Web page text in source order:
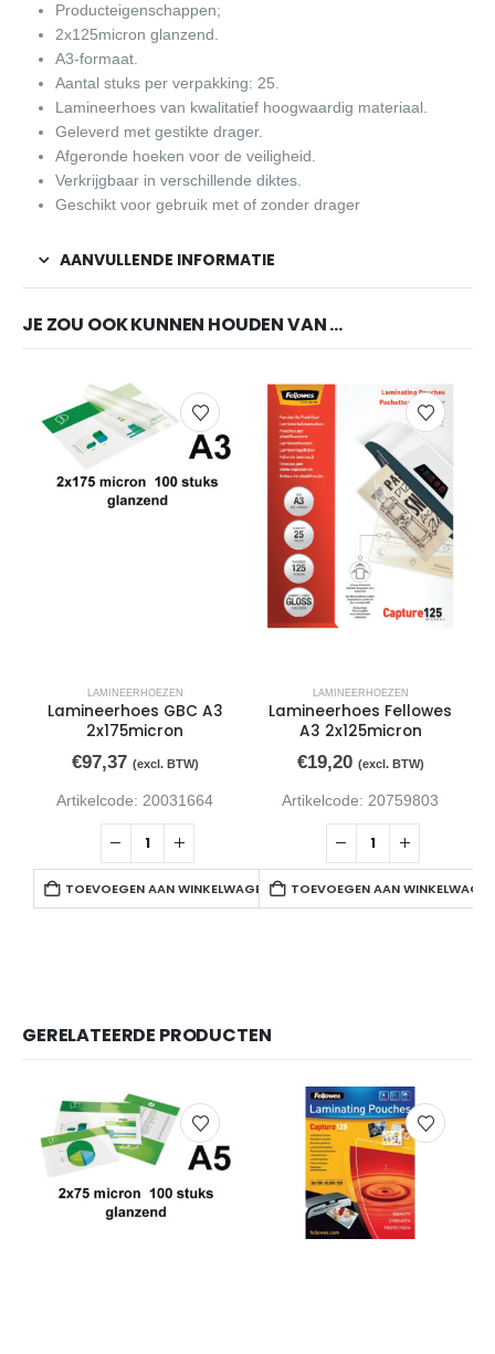
Producteigenschappen;
2x125micron glanzend.
A3-formaat.
Aantal stuks per verpakking: 25.
Lamineerhoes van kwalitatief hoogwaardig materiaal.
Geleverd met gestikte drager.
Afgeronde hoeken voor de veiligheid.
Verkrijgbaar in verschillende diktes.
Geschikt voor gebruik met of zonder drager
AANVULLENDE INFORMATIE
JE ZOU OOK KUNNEN HOUDEN VAN …
LAMINEERHOEZEN
Lamineerhoes GBC A3
2x175micron
€97,37 (excl. BTW)
Artikelcode: 20031664
TOEVOEGEN AAN WINKELWAGEN
LAMINEERHOEZEN
Lamineerhoes Fellowes
A3 2x125micron
€19,20 (excl. BTW)
Artikelcode: 20759803
TOEVOEGEN AAN
GERELATEERDE PRODUCTEN